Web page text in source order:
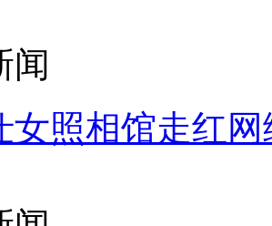
闻
女照相馆走红网